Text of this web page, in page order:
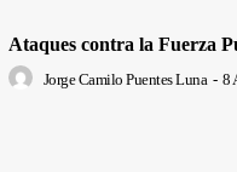
Ataques contra la Fuerza
Jorge Camilo Puentes Luna - 8